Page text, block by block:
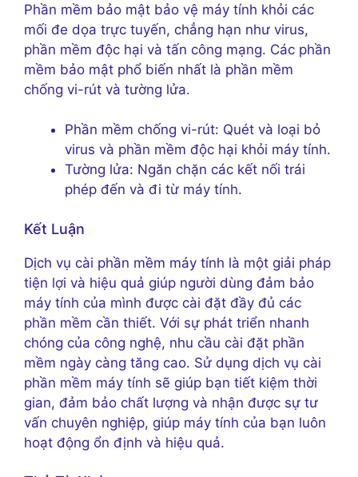
Phần mềm bảo mật bảo vệ máy tính khỏi các
mối đe dọa trực tuyến, chẳng hạn như virus,
phần mềm độc hại và tấn công mạng. Các phần
mềm bảo mật phổ biến nhất là phần mềm
chống vi-rút và tường lửa.
Phần mềm chống vi-rút: Quét và loại bỏ
virus và phần mềm độc hại khỏi máy tính.
Tường lửa: Ngăn chặn các kết nối trái
phép đến và đi từ máy tính.
Kết Luận
Dịch vụ cài phần mềm máy tính là một giải pháp
tiện lợi và hiệu quả giúp người dùng đảm bảo
máy tính của mình được cài đặt đầy đủ các
phần mềm cần thiết. Với sự phát triển nhanh
chóng của công nghệ, nhu cầu cài đặt phần
mềm ngày càng tăng cao. Sử dụng dịch vụ cài
phần mềm máy tính sẽ giúp bạn tiết kiệm thời
gian, đảm bảo chất lượng và nhận được sự tư
vấn chuyên nghiệp, giúp máy tính của bạn luôn
hoạt động ổn định và hiệu quả.